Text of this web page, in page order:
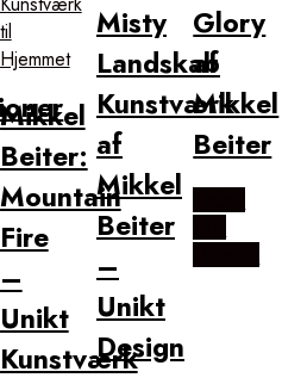
Mikkel
Beiter:
Mountain
Fire
–
Unikt
Kunstværk
Misty
Landskab
Kunstværk
af
Mikkel
Beiter
–
Unikt
Design
Glory
af
Mikkel
Beiter